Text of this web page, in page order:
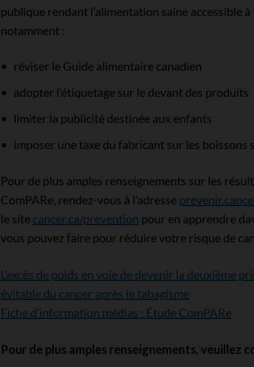
publique rendant l’alimentation saine accessible
notamment :
réviser le Guide alimentaire canadien
adopter l’étiquetage sur le devant des produits
limiter la publicité destinée aux enfants
imposer une taxe du fabricant sur les boissons
Pour de plus amples renseignements sur les
ComPARe, rendez-vous à l’adresse
le site cancer.ca/prevention pour en apprendre
vous pouvez faire pour réduire votre risque de
L’excès de poids en voie de devenir la deuxième
évitable du cancer après le tabagisme
Fiche d’information médias : Étude ComPARe
Pour de plus amples renseignements, veuillez